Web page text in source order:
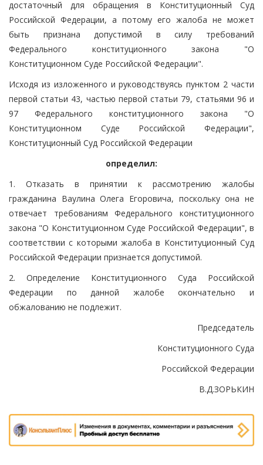
достаточный для обращения в Конституционный Суд
Российской Федерации, а потому его жалоба не может
быть признана допустимой в силу требований
Федерального конституционного закона "О
Конституционном Суде Российской Федерации".
Исходя из изложенного и руководствуясь пунктом 2 части
первой статьи 43, частью первой статьи 79, статьями 96 и
97 Федерального конституционного закона "О
Конституционном Суде Российской Федерации",
Конституционный Суд Российской Федерации
определил:
1. Отказать в принятии к рассмотрению жалобы
гражданина Ваулина Олега Егоровича, поскольку она не
отвечает требованиям Федерального конституционного
закона "О Конституционном Суде Российской Федерации", в
соответствии с которыми жалоба в Конституционный Суд
Российской Федерации признается допустимой.
2. Определение Конституционного Суда Российской
Федерации по данной жалобе окончательно и
обжалованию не подлежит.
Председатель
Конституционного Суда
Российской Федерации
В.Д.ЗОРЬКИН